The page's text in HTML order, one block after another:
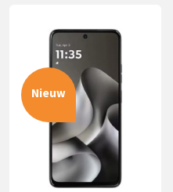
Nieuw